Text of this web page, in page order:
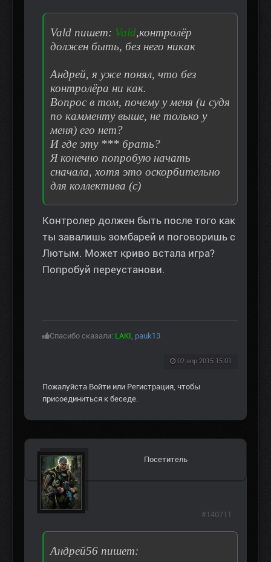
Vald пишет: Vald,контролёр
должен быть, без него никак
Андрей, я уже понял, что без
контролёра ни как.
Вопрос в том, почему у меня (и судя
по камменту выше, не только у
меня) его нет?
И где эту *** брать?
Я конечно попробую начать
сначала, хотя это оскорбительно
для коллектива (с)
Контролер должен быть после того как
ты завалишь зомбарей и поговоришь с
Лютым. Может криво встала игра?
Попробуй переустанови.
Спасибо сказали: LAKI, pauk13
02 апр 2015 15:01
Пожалуйста Войти или Регистрация, чтобы
присоединиться к беседе.
Посетитель
Андрей56 пишет:
#140711